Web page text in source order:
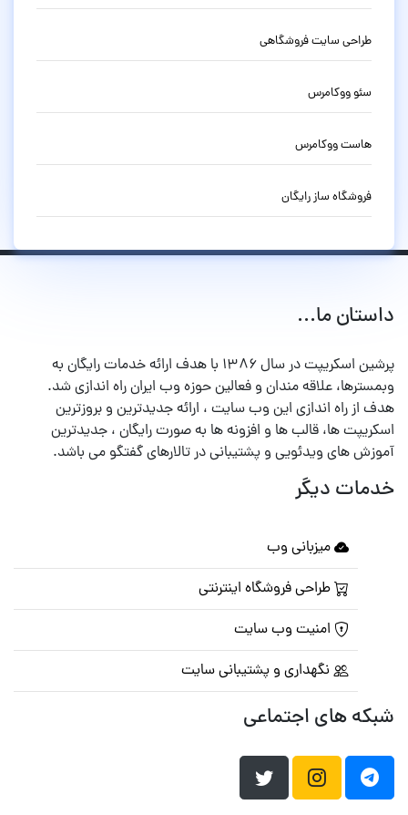
طراحی سایت فروشگاهی
سئو ووکامرس
هاست ووکامرس
فروشگاه ساز رایگان
داستان ما...
پرشین اسکریپت در سال ۱۳۸۶ با هدف ارائه خدمات رایگان به
وبمسترها، علاقه مندان و فعالین حوزه وب ایران راه اندازی شد.
هدف از راه اندازی این وب سایت ، ارائه جدیدترین و بروزترین
اسکریپت ها، قالب ها و افزونه ها به صورت رایگان ، جدیدترین
آموزش های ویدئویی و پشتیبانی در تالارهای گفتگو می باشد.
خدمات دیگر
میزبانی وب
طراحی فروشگاه اینترنتی
امنیت وب سایت
نگهداری و پشتیبانی سایت
شبکه های اجتماعی